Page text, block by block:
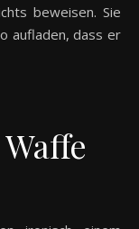
beweisen. Sie
aufladen, dass er